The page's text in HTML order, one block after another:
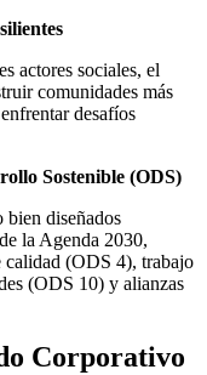
actores sociales, el
comunidades más
desafíos
Sostenible (ODS)
diseñados
la Agenda 2030,
calidad (ODS 4), trabajo
(ODS 10) y alianzas
Corporativo